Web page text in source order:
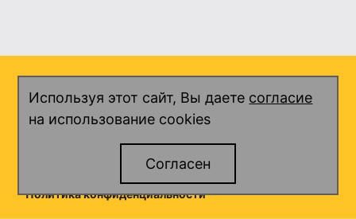
О представительстве
Полезная информация
Политика конфиденциальности
Используя этот сайт, Вы даете согласие
на использование cookies
Согласен